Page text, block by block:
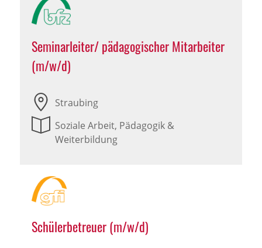
Seminarleiter/ pädagogischer Mitarbeiter
(m/w/d)
Straubing
Soziale Arbeit, Pädagogik &
Weiterbildung
Schülerbetreuer (m/w/d)